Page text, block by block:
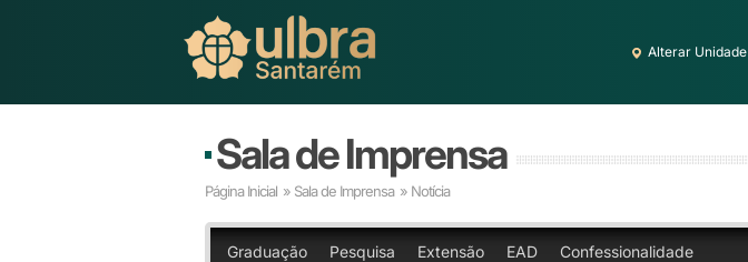
Alterar Unidade
Sala de Imprensa
Página Inicial » Sala de Imprensa » Notícia
Graduação Pesquisa Extensão EAD Confessionalidade